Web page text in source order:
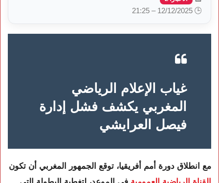
🕒 12/12/2025 – 21:25
غياب الإعلام الرياضي
المغربي يكشف فشل إدارة
فيصل العرايشي
مع انطلاق دورة أمم أفريقيا، توقع الجمهور المغربي أن تكون